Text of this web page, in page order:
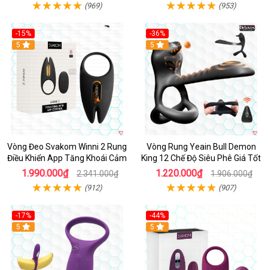
(969) (953)
-15%
Hot
5
Vòng Đeo Svakom Winni 2 Rung
Điều Khiển App Tăng Khoái Cảm
1.990.000₫ 2.341.000₫
(912)
-36%
Hot
5
Vòng Rung Yeain Bull Demon
King 12 Chế Độ Siêu Phê Giá Tốt
1.220.000₫ 1.906.000₫
(907)
-17%
Hot
5
-44%
5